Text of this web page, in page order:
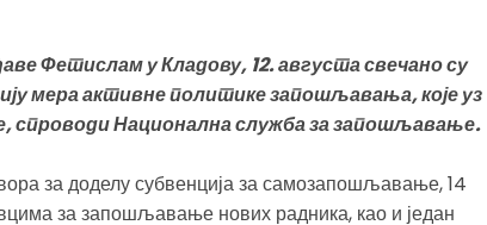
Фетислам у Кладову, 12. августа свечано су
мера активне политике запошљавања, које уз
спроводи Национална служба за запошљавање.
за доделу субвенција за самозапошљавање, 14
за запошљавање нових радника, као и један